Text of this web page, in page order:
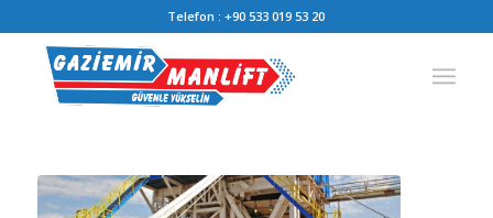
Telefon :+90 533 019 53 20